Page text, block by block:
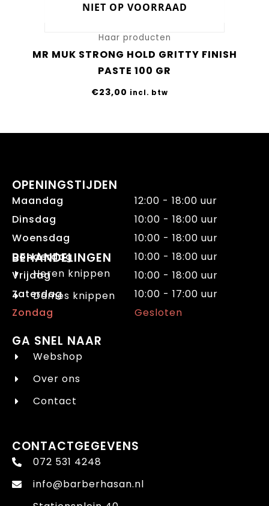
NIET OP VOORRAAD
Haar producten
MR MUK STRONG HOLD GRITTY FINISH
PASTE 100 GR
€23,00 incl. btw
CONTACTGEGEVENS
072 531 4248
info@barberhasan.nl
OPENINGSTIJDEN
Maandag
12:00 - 18:00 uur
Dinsdag
10:00 - 18:00 uur
Woensdag
10:00 - 18:00 uur
Donderdag
10:00 - 18:00 uur
Vrijdag
10:00 - 18:00 uur
Zaterdag
10:00 - 17:00 uur
Zondag
Gesloten
BEHANDELINGEN
Heren knippen
Dames knippen
GA SNEL NAAR
Webshop
Over ons
Contact